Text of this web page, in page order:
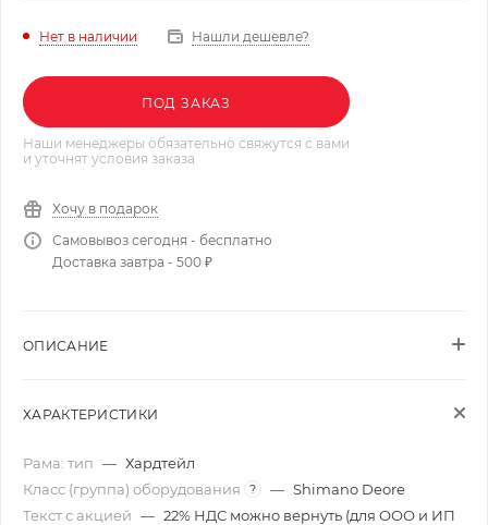
Нет в наличии Нашли дешевле?
ПОД ЗАКАЗ
Наши менеджеры обязательно свяжутся с вами
и уточнят условия заказа
Хочу в подарок
Самовывоз сегодня - бесплатно
Доставка завтра - 500 ₽
ОПИСАНИЕ
ХАРАКТЕРИСТИКИ
Рама: тип — Хардтейл
Класс (группа) оборудования
? — Shimano Deore
Текст с акцией — 22% НДС можно вернуть (для ООО и ИП